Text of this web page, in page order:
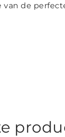
de